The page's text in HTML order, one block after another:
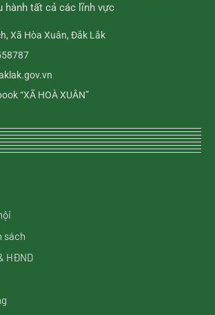
hành tất cả các lĩnh vực
Xã Hòa Xuân, Đắk Lắk
“XÃ HOÀ XUÂN”
sách
HĐND